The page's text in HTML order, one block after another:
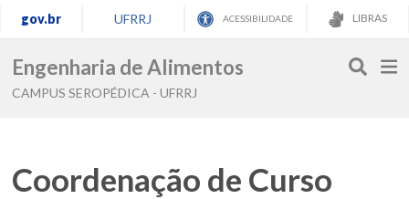
gov.br UFRRJ ACESSIBILIDADE LIBRAS
Engenharia de Alimentos
CAMPUS SEROPÉDICA - UFRRJ
Coordenação de Curso